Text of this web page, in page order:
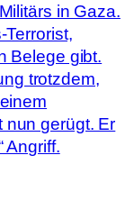
in Gaza.
Belege gibt.
trotzdem,
nun gerügt. Er
Angriff.